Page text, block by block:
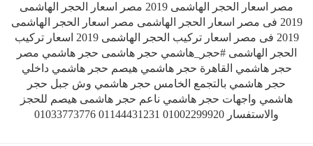
مصر اسعار الحجر الهاشمى 2019 مصر اسعار الحجر الهاشمى
2019 فى مصر اسعار الحجر الهاشمى مصر اسعار الحجر الهاشمى
2019 فى مصر اسعار تركيب الحجر الهاشمى 2019 اسعار تركيب
الحجر الهاشمى #حجر_هاشمي حجر هاشمى حجر هاشمي مصر
حجر هاشمي القاهرة حجر هاشمي هيصم حجر هاشمي داخلي
حجر هاشمي بالتجمع الخامس حجر هاشمي وش جبل حجر
هاشمي واجهات حجر هاشمي ناعم حجر هاشمى هيصم للحجز
والاستفسار 01002299920 01144431231 01033773776